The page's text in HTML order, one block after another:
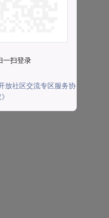
一扫登录
放社区交流专区服务协